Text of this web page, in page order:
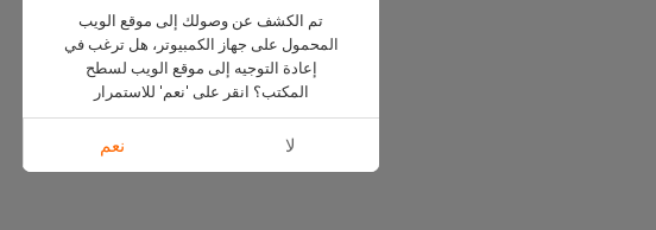
تم الكشف عن وصولك إلى موقع الويب
المحمول على جهاز الكمبيوتر، هل ترغب في
إعادة التوجيه إلى موقع الويب لسطح
المكتب؟ انقر على 'نعم' للاستمرار
لا نعم